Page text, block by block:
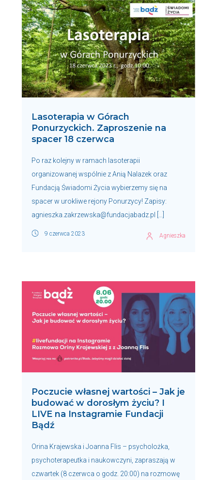
Lasoterapia w Górach
Ponurzyckich. Zaproszenie na
spacer 18 czerwca
Po raz kolejny w ramach lasoterapii
organizowanej wspólnie z Anią Nalazek oraz
Fundacją Świadomi Życia wybierzemy się na
spacer w urokliwe rejony Ponurzycy! Zapisy:
agnieszka.zakrzewska@fundacjabadz.pl […]
9 czerwca 2023 Agnieszka
Poczucie własnej wartości – Jak je
budować w dorosłym życiu? I
LIVE na Instagramie Fundacji
Bądź
Orina Krajewska i Joanna Flis – psycholożka,
psychoterapeutka i naukowczyni, zapraszają w
czwartek (8 czerwca o godz. 20:00) na rozmowę